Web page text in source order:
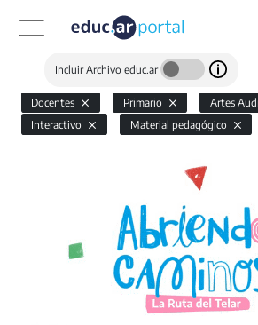
Incluir Archivo educ.ar
Docentes Primario
Artes
Interactivo
Material pedagógico